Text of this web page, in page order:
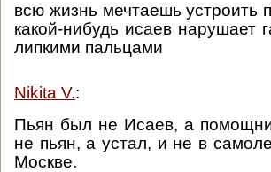
всю жизнь мечтаешь устроить
какой-нибудь исаев
липкими пальцами
Nikita V.:
Пьян был не Исаев, а
не пьян, а устал, и не в
Москве.